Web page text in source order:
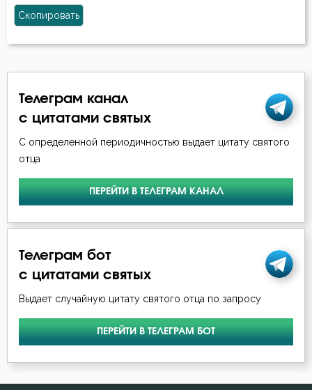
Скопировать
Телеграм канал
с цитатами святых
С определенной периодичностью выдает цитату святого
отца
ПЕРЕЙТИ В ТЕЛЕГРАМ КАНАЛ
Телеграм бот
с цитатами святых
Выдает случайную цитату святого отца по запросу
ПЕРЕЙТИ В ТЕЛЕГРАМ БОТ